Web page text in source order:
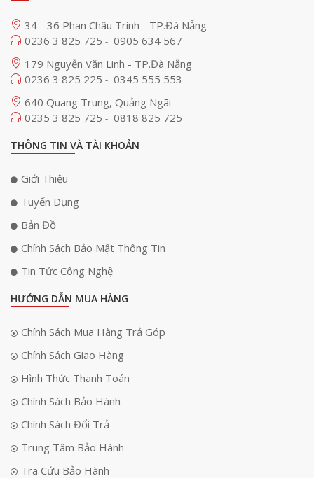
34 - 36 Phan Châu Trinh - TP.Đà Nẵng
0236 3 825 725 - 0905 634 567
179 Nguyễn Văn Linh - TP.Đà Nẵng
0236 3 825 225 - 0345 555 553
640 Quang Trung, Quảng Ngãi
0235 3 825 725 - 0818 825 725
THÔNG TIN VÀ TÀI KHOẢN
Giới Thiệu
Tuyển Dụng
Bản Đồ
Chính Sách Bảo Mật Thông Tin
Tin Tức Công Nghệ
HƯỚNG DẪN MUA HÀNG
Chính Sách Mua Hàng Trả Góp
Chính Sách Giao Hàng
Hình Thức Thanh Toán
Chính Sách Bảo Hành
Chính Sách Đổi Trả
Trung Tâm Bảo Hành
Tra Cứu Bảo Hành